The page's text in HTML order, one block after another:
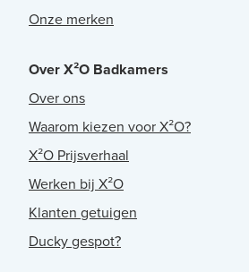
Onze merken
Over X²O Badkamers
Over ons
Waarom kiezen voor X²O?
X²O Prijsverhaal
Werken bij X²O
Klanten getuigen
Ducky gespot?